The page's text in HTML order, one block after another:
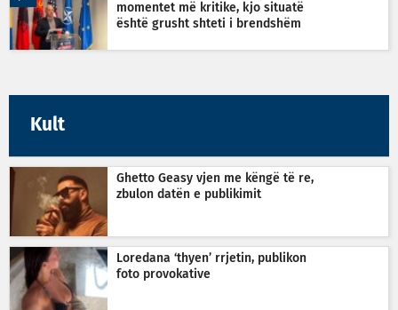
momentet më kritike, kjo situatë
është grusht shteti i brendshëm
Kult
Ghetto Geasy vjen me këngë të re,
zbulon datën e publikimit
Loredana ‘thyen’ rrjetin, publikon
foto provokative